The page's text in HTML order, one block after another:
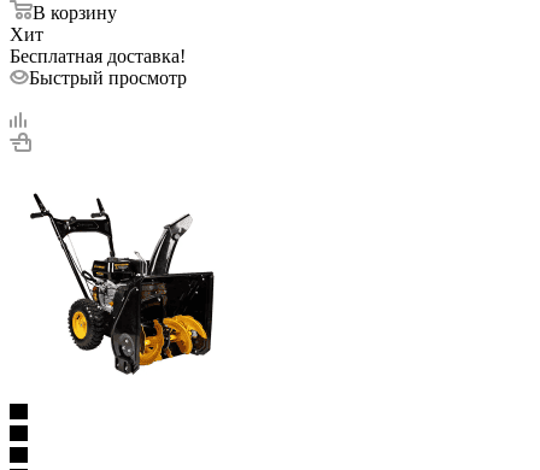
В корзину
Хит
Бесплатная доставка!
Быстрый просмотр